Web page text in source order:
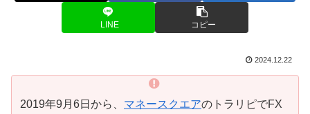
LINE コピー
2024.12.22
2019年9月6日から、 マネースクエアのトラリピでFX